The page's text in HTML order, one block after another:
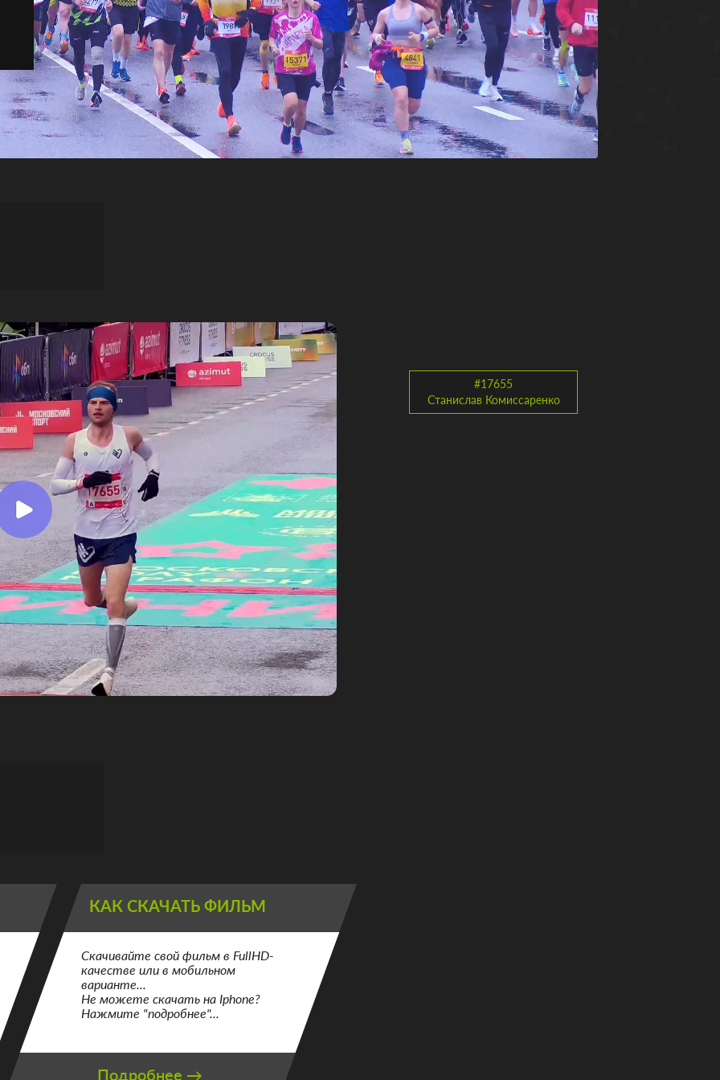
#17655
Станислав Комиссаренко
КАК СКАЧАТЬ ФИЛЬМ
Скачивайте свой фильм в FullHD-
качестве или в мобильном
варианте...
Не можете скачать на Iphone?
Нажмите "подробнее"...
Подробнее →